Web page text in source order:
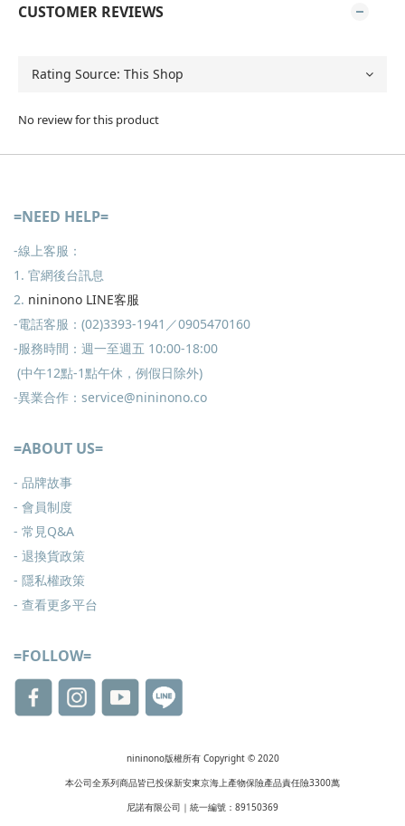
CUSTOMER REVIEWS
No review for this product
=NEED HELP=
-線上客服：
1. 官網後台訊息
2. nininono LINE客服
-電話客服：(02)3393-1941／0905470160
-服務時間：週一至週五 10:00-18:00
(中午12點-1點午休，例假日除外)
-異業合作：service@nininono.co
=ABOUT US=
- 品牌故事
- 會員制度
- 常見Q&A
- 退換貨政策
- 隱私權政策
- 查看更多平台
=FOLLOW=
nininono版權所有 Copyright © 2020
本公司全系列商品皆已投保新安東京海上產物保險產品責任險3300萬
尼諾有限公司｜統一編號：89150369